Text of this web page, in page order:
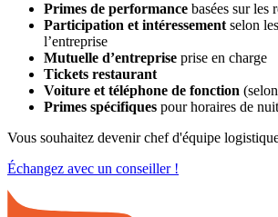
Primes de performance basées sur les
Participation et intéressementselon
l’entreprise
Mutuelle d’entreprise prise en charge
Tickets restaurant
Voiture et téléphone de fonction
Primes spécifiques pour horaires de
Vous souhaitez devenir chef d'équipe
Échangez avec un conseiller !